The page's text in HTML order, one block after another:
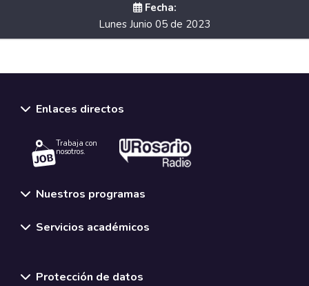
Fecha:
Lunes Junio 05 de 2023
Christopher Courtheyn
Topics and activities
Modalidad:Acceso remoto
Enlaces directos
Trabaja con
nosotros.
Nuestros programas
Servicios académicos
Protección de datos